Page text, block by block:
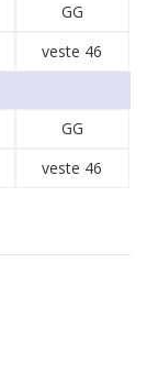
GG
veste 46
GG
veste 46